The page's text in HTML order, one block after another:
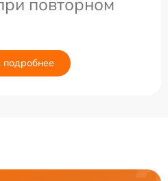
повторном
подробнее